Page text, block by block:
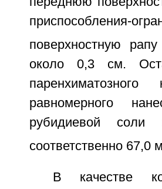
приспособления-
поверхностную
около 0,3 см.
равномерного
рубидиевой соли
соответственно 67,0
В качестве